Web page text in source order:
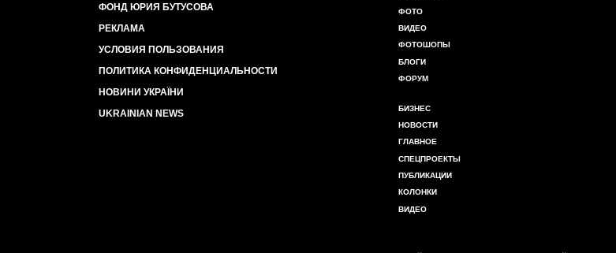
ФОНД ЮРИЯ БУТУСОВА
РЕКЛАМА
УСЛОВИЯ ПОЛЬЗОВАНИЯ
ПОЛИТИКА КОНФИДЕНЦИАЛЬНОСТИ
НОВИНИ УКРАЇНИ
UKRAINIAN NEWS
ФОТО
ВИДЕО
ФОТОШОПЫ
БЛОГИ
ФОРУМ
БИЗНЕС
НОВОСТИ
ГЛАВНОЕ
СПЕЦПРОЕКТЫ
ПУБЛИКАЦИИ
КОЛОНКИ
ВИДЕО